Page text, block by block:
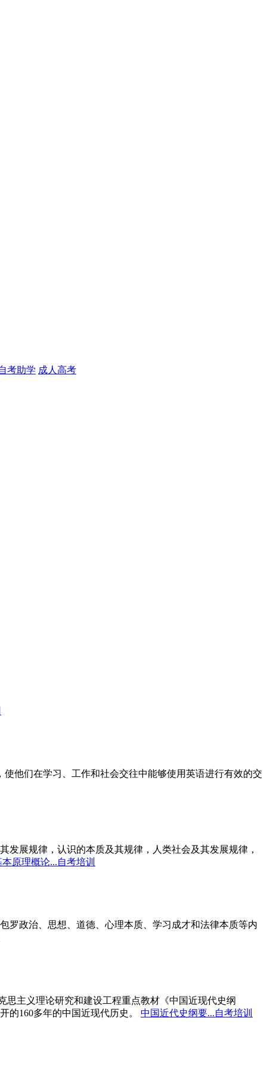
考助学 成人高考
他们在学习、工作和社会交往中能够使用英语进行有效的交
展规律，认识的本质及其规律，人类社会及其发展规律，
原理概论...自考培训
罗政治、思想、道德、心理本质、学习成才和法律本质等内
思主义理论研究和建设工程重点教材《中国近现代史纲
的160多年的中国近现代历史。
中国近代史纲要...自考培训